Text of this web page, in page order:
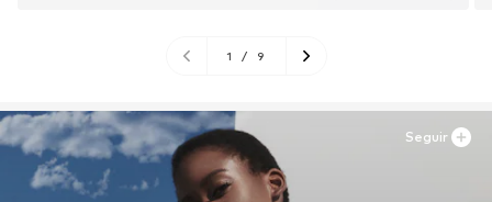
1 / 9
Seguir